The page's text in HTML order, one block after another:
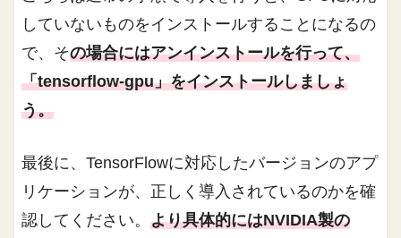
していないものをインストールすることになるの
で、その場合にはアンインストールを行って、
「tensorflow-gpu」をインストールしましょ
う。
最後に、TensorFlowに対応したバージョンのアプ
リケーションが、正しく導入されているのかを確
認してください。より具体的にはNVIDIA製の